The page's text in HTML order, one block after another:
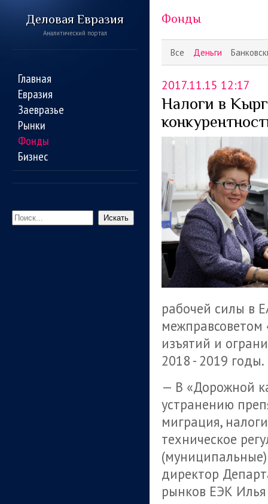
Деловая Евразия
Аналитический портал
Главная
Евразия
Заевразье
Рынки
Фонды
Бизнес
Искать
Все Деньги
Фонды
2017.11.15 12:17
Налоги в
рабочей силы в
изъятий и
2018 - 2019 годы.
— В «Дорожной
устранению
миграция,
техническое
директор
рынков ЕЭК